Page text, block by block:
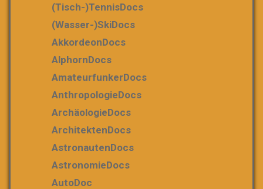
(Tisch-)TennisDocs
(Wasser-)SkiDocs
AkkordeonDocs
AlphornDocs
AmateurfunkerDocs
AnthropologieDocs
ArchäologieDocs
ArchitektenDocs
AstronautenDocs
AstronomieDocs
AutoDoc